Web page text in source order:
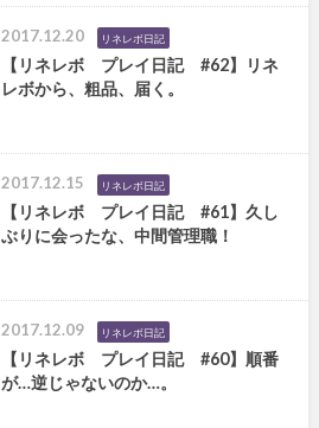
2017.12.20 リネレボ日記
【リネレボ プレイ日記 #62】リネ
レボから、粗品、届く。
2017.12.15 リネレボ日記
【リネレボ プレイ日記 #61】久し
ぶりに会ったな、中間管理職！
2017.12.09 リネレボ日記
【リネレボ プレイ日記 #60】順番
が…逆じゃないのか…。